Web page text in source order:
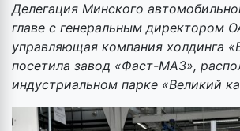
Делегация Минского
главе с генеральным директором
управляющая компания холдинга
посетила завод «Фаст-МАЗ»,
индустриальном парке «Великий